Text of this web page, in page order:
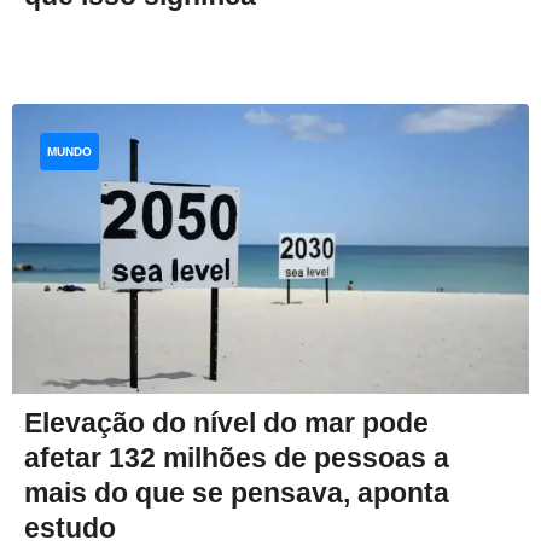
Elevação do nível do mar pode
afetar 132 milhões de pessoas a
mais do que se pensava, aponta
estudo
MUNDO